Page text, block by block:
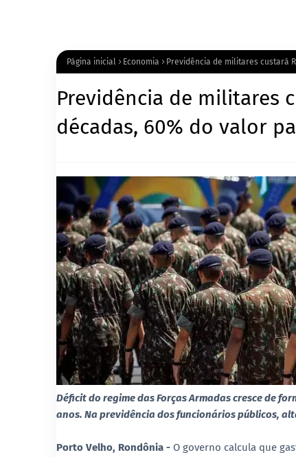
Página inicial Economia Previdência de militares custará
Previdência de militares
décadas, 60% do valor
Déficit do regime das Forças Armadas cresce de
anos. Na previdência dos funcionários públicos,
Porto Velho, Rondônia - O governo calcula que